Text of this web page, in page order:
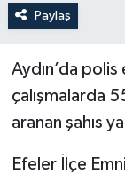
Paylaş
Aydın’da
çalışmalarda
aranan şahıs
Efeler İlçe